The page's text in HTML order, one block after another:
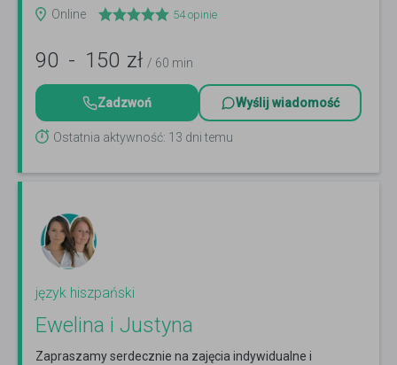
Online 54opinie
90 - 150 zł / 60 min
Zadzwoń Wyślij wiadomość
Ostatnia aktywność: 13 dni temu
język hiszpański
Ewelina i Justyna
Zapraszamy serdecznie na zajęcia indywidualne i